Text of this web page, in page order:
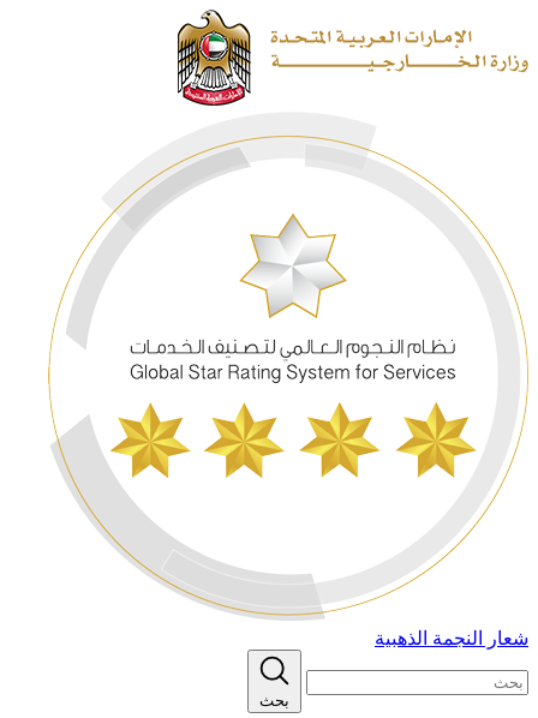
شعار النجمة الذهبية
بحث